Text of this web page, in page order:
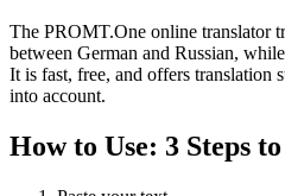
The PROMT.One online translator
between German and Russian,
It is fast, free, and offers translation
into account.
How to Use: 3 Steps